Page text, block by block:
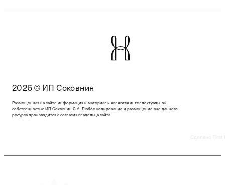
2026 © ИП Соковнин
Размещенная на сайте информация и материалы являются интеллектуальной
собственностью ИП Соковнин С.А. Любое копирование и размещение вне данного
ресурса производится с согласия владельца сайта.